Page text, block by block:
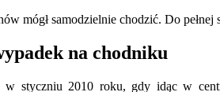
mógł samodzielnie chodzić. Do
na chodniku
w styczniu 2010 roku, gdy idąc w